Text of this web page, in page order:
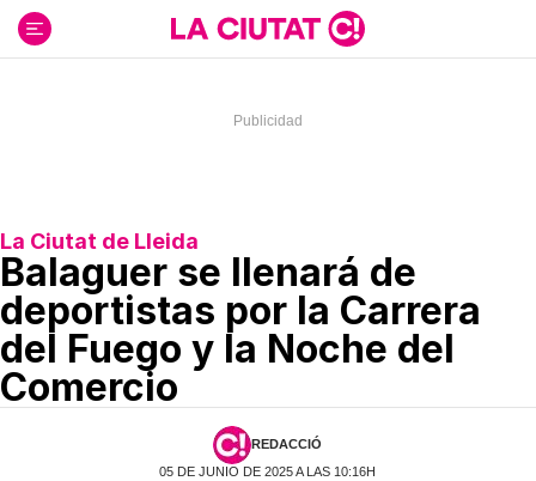
contenido
La Ciutat de Lleida
Balaguer se llenará de
deportistas por la Carrera
del Fuego y la Noche del
Comercio
REDACCIÓ
05 DE JUNIO DE 2025 A LAS 10:16H